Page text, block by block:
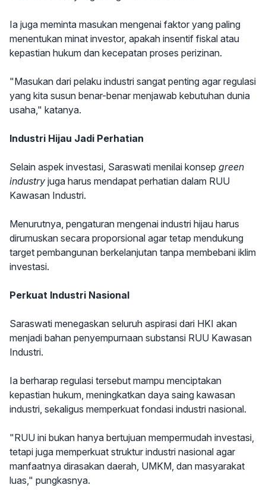
Ia juga meminta masukan mengenai faktor yang paling
menentukan minat investor, apakah insentif fiskal atau
kepastian hukum dan kecepatan proses perizinan.
"Masukan dari pelaku industri sangat penting agar regulasi
yang kita susun benar-benar menjawab kebutuhan dunia
usaha," katanya.
Industri Hijau Jadi Perhatian
Selain aspek investasi, Saraswati menilai konsep green
industry juga harus mendapat perhatian dalam RUU
Kawasan Industri.
Menurutnya, pengaturan mengenai industri hijau harus
dirumuskan secara proporsional agar tetap mendukung
target pembangunan berkelanjutan tanpa membebani iklim
investasi.
Perkuat Industri Nasional
Saraswati menegaskan seluruh aspirasi dari HKI akan
menjadi bahan penyempurnaan substansi RUU Kawasan
Industri.
Ia berharap regulasi tersebut mampu menciptakan
kepastian hukum, meningkatkan daya saing kawasan
industri, sekaligus memperkuat fondasi industri nasional.
"RUU ini bukan hanya bertujuan mempermudah investasi,
tetapi juga memperkuat struktur industri nasional agar
manfaatnya dirasakan daerah, UMKM, dan masyarakat
luas," pungkasnya.